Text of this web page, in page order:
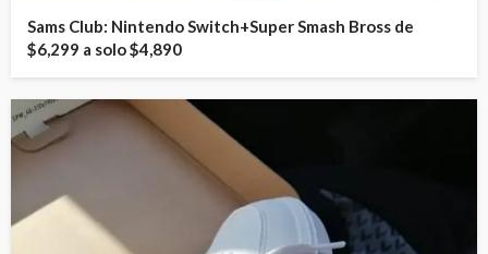
Sams Club: Nintendo Switch+Super Smash Bross de
$6,299 a solo $4,890